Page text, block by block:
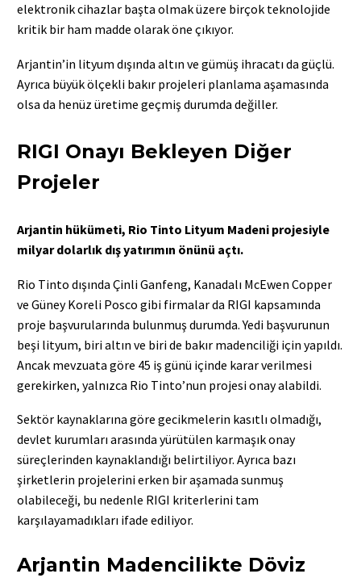
elektronik cihazlar başta olmak üzere birçok teknolojide
kritik bir ham madde olarak öne çıkıyor.
Arjantin’in lityum dışında altın ve gümüş ihracatı da güçlü.
Ayrıca büyük ölçekli bakır projeleri planlama aşamasında
olsa da henüz üretime geçmiş durumda değiller.
RIGI Onayı Bekleyen Diğer
Projeler
Arjantin hükümeti, Rio Tinto Lityum Madeni projesiyle
milyar dolarlık dış yatırımın önünü açtı.
Rio Tinto dışında Çinli Ganfeng, Kanadalı McEwen Copper
ve Güney Koreli Posco gibi firmalar da RIGI kapsamında
proje başvurularında bulunmuş durumda. Yedi başvurunun
beşi lityum, biri altın ve biri de bakır madenciliği için yapıldı.
Ancak mevzuata göre 45 iş günü içinde karar verilmesi
gerekirken, yalnızca Rio Tinto’nun projesi onay alabildi.
Sektör kaynaklarına göre gecikmelerin kasıtlı olmadığı,
devlet kurumları arasında yürütülen karmaşık onay
süreçlerinden kaynaklandığı belirtiliyor. Ayrıca bazı
şirketlerin projelerini erken bir aşamada sunmuş
olabileceği, bu nedenle RIGI kriterlerini tam
karşılayamadıkları ifade ediliyor.
Arjantin Madencilikte Döviz